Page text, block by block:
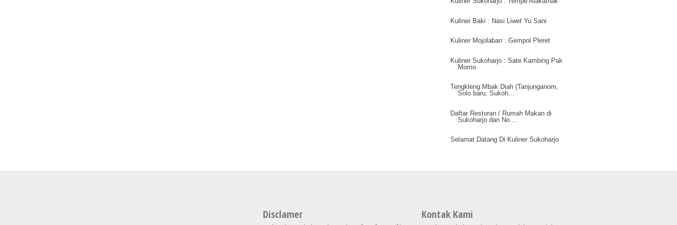
Kuliner Baki : Nasi Liwet Yu Sani
Kuliner Mojolaban : Gempol Pleret
Kuliner Sukoharjo : Sate Kambing Pak
Momo
Tengkleng Mbak Diah (Tanjunganom,
Solo baru, Sukoh...
Daftar Restoran / Rumah Makan di
Sukoharjo dan No ...
Selamat Datang Di Kuliner Sukoharjo
Disclamer Kontak Kami